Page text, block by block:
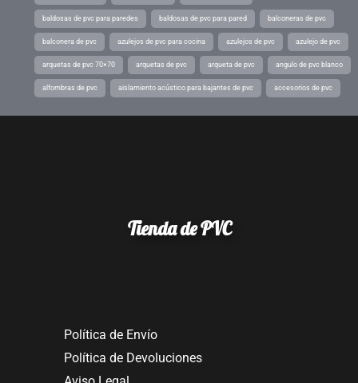
baldosas de pvc para paredes baldosas de pvc para pared balconeras de pvc
balconera de pvc azulejos de pvc para cocina azulejos de pvc azulejo de pvc
arquetas de pvc 70×70 arquetas de pvc arqueta de pvc angulo de pvc blanco
alfombras de pvc aislamiento acústico para bajantes de pvc accesorios de pvc
Tienda de PVC
Política de Envío
Política de Devoluciones